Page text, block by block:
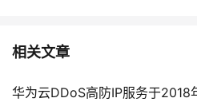
相关文章
华为云DDoS高防IP服务于2018